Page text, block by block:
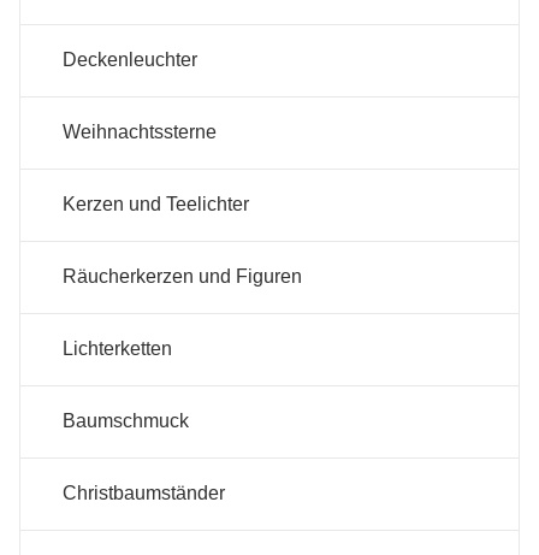
Deckenleuchter
Weihnachtssterne
Kerzen und Teelichter
Räucherkerzen und Figuren
Lichterketten
Baumschmuck
Christbaumständer